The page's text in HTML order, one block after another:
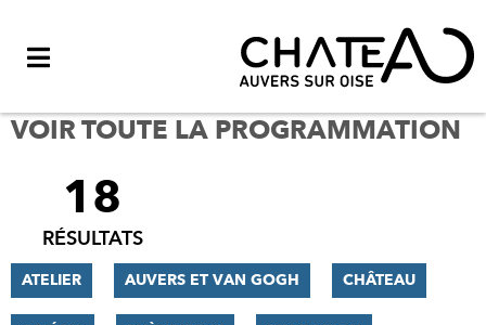
VOIR TOUTE LA PROGRAMMATION
FILTRER
RÉSULTATS
18
RÉSULTATS
ATELIER AUVERS ET VAN GOGH CHÂTEAU